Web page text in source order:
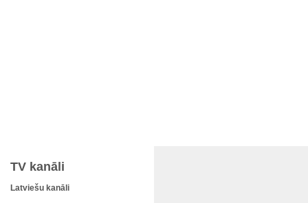
TV kanāli
Latviešu kanāli